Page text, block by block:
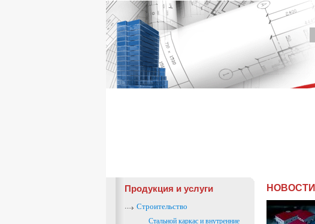
Продукция и услуги
Строительство
Стальной каркас и внутренние
НОВОСТИ